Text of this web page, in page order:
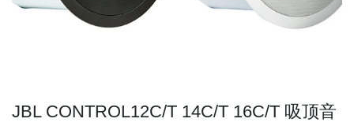
JBL CONTROL12C/T 14C/T 16C/T 吸顶音